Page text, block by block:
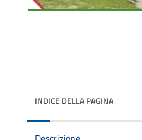
INDICE DELLA PAGINA